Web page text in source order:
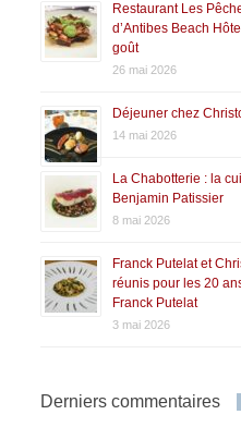
Restaurant Les
d’Antibes Beach
goût
26 mai 2026
Déjeuner chez
14 mai 2026
La Chabotterie : la
Benjamin Patissier
8 mai 2026
Franck Putelat et
réunis pour les 20
Franck Putelat
3 mai 2026
Derniers commentaires